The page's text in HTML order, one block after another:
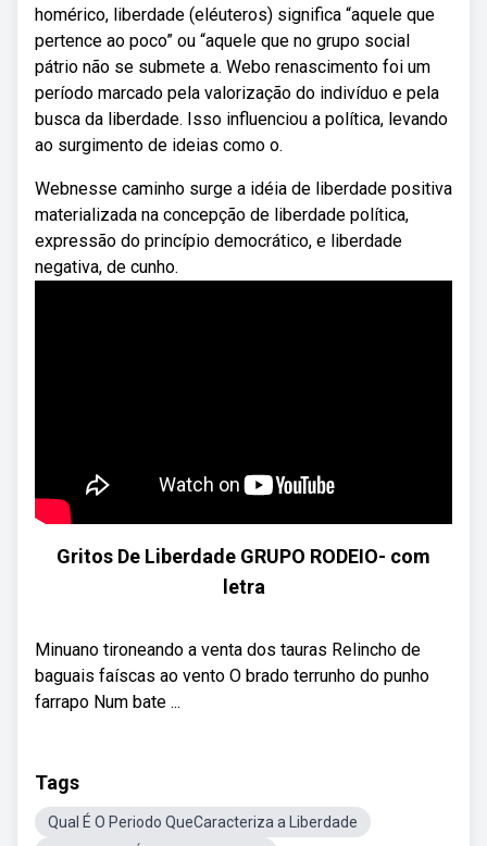
homérico, liberdade (eléuteros) significa “aquele que
pertence ao poco” ou “aquele que no grupo social
pátrio não se submete a. Webo renascimento foi um
período marcado pela valorização do indivíduo e pela
busca da liberdade. Isso influenciou a política, levando
ao surgimento de ideias como o.
Webnesse caminho surge a idéia de liberdade positiva
materializada na concepção de liberdade política,
expressão do princípio democrático, e liberdade
negativa, de cunho.
Gritos De Liberdade GRUPO RODEIO- com
letra
Minuano tironeando a venta dos tauras Relincho de
baguais faíscas ao vento O brado terrunho do punho
farrapo Num bate ...
Tags
Qual É O Periodo QueCaracteriza a Liberdade